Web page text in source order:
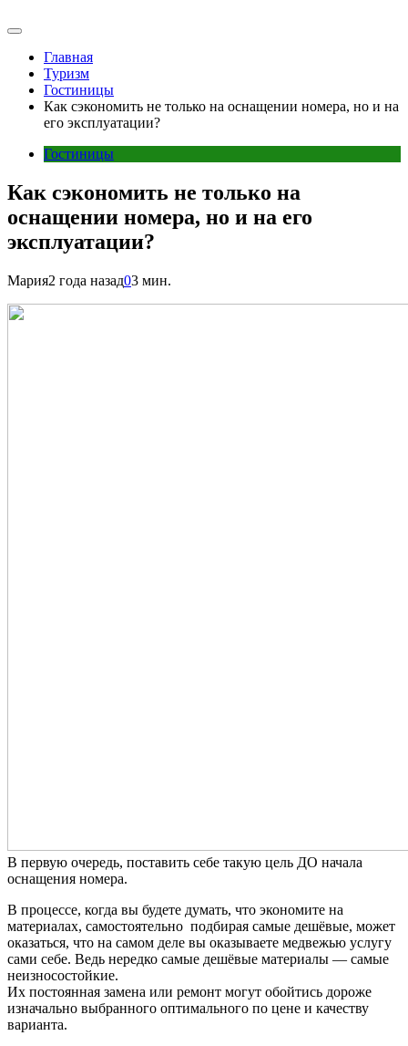
Главная
Туризм
Гостиницы
Как сэкономить не только на оснащении номера, но и на
его эксплуатации?
Гостиницы
Как сэкономить не только на
оснащении номера, но и на его
эксплуатации?
Мария2 года назад03 мин.
В первую очередь, поставить себе такую цель ДО начала
оснащения номера.
В процессе, когда вы будете думать, что экономите на
материалах, самостоятельно подбирая самые дешёвые, может
оказаться, что на самом деле вы оказываете медвежью услугу
сами себе. Ведь нередко самые дешёвые материалы — самые
неизносостойкие.
Их постоянная замена или ремонт могут обойтись дороже
изначально выбранного оптимального по цене и качеству
варианта.